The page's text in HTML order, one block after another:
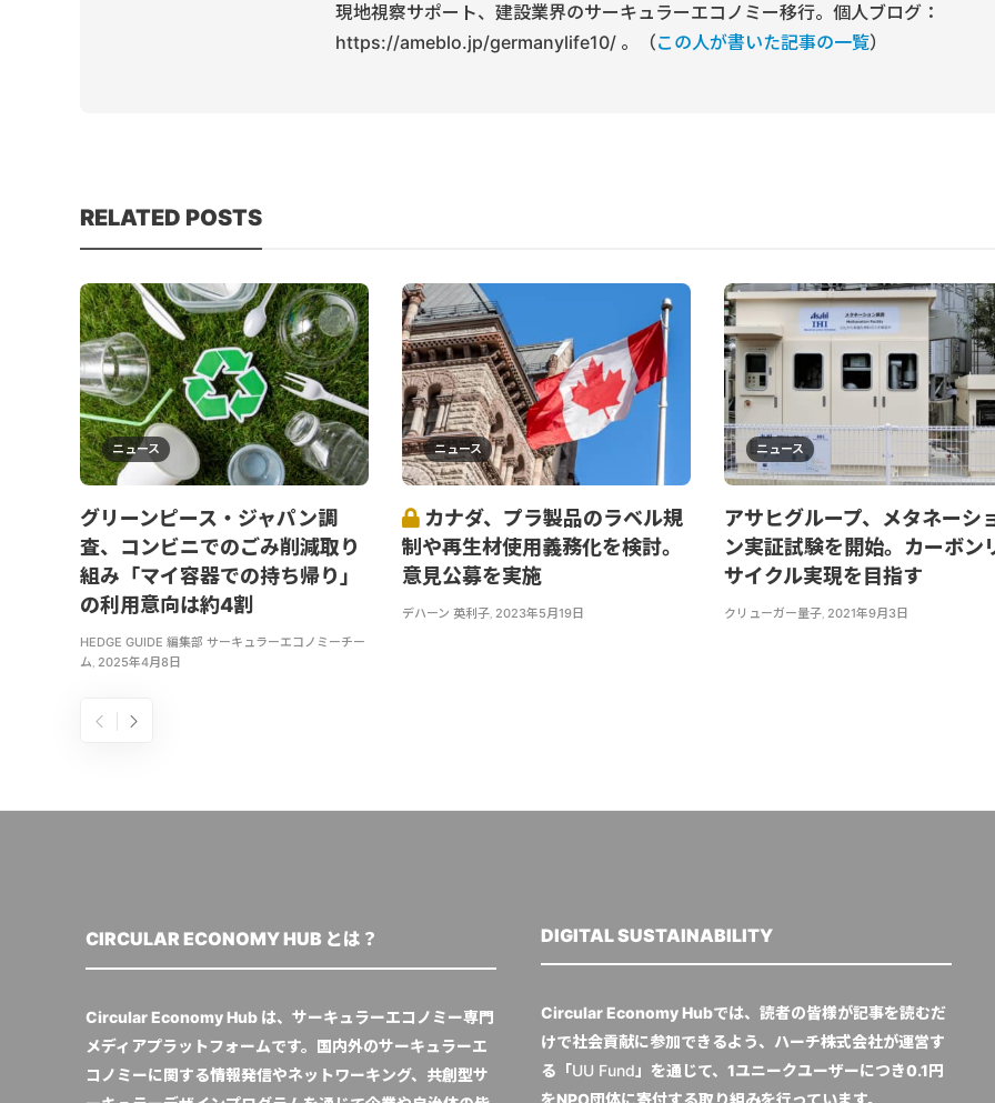
現地視察サポート、建設業界のサーキュラーエコノミー移行。個人ブログ：
https://ameblo.jp/germanylife10/ 。（この人が書いた記事の一覧）
RELATED POSTS
ニュース
グリーンピース・ジャパン調
査、コンビニでのごみ削減取り
組み「マイ容器での持ち帰り」
の利用意向は約4割
HEDGE GUIDE 編集部 サーキュラーエコノミーチー
ム, 2025年4月8日
ニュース
カナダ、プラ製品のラベル規
制や再生材使用義務化を検討。
意見公募を実施
デハーン 英利子, 2023年5月19日
ニュース
アサヒグループ、メタネーシ
ン実証試験を開始。カーボン
サイクル実現を目指す
クリューガー量子, 2021年9月3日
CIRCULAR ECONOMY HUB とは？
Circular Economy Hub は、サーキュラーエコノミー専門
メディアプラットフォームです。国内外のサーキュラーエ
コノミーに関する情報発信やネットワーキング、共創型サ
DIGITAL SUSTAINABILITY
Circular Economy Hubでは、読者の皆様が記事を読むだ
けで社会貢献に参加できるよう、ハーチ株式会社が運営す
る「UU Fund 」を通じて、1ユニークユーザーにつき0.1円
をNPO団体に寄付する取り組みを行っています。